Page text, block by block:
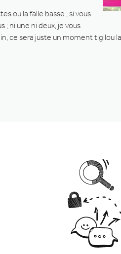
ou la falle basse ; si vous
; ni une ni deux, je vous
ce sera juste un moment tigilou